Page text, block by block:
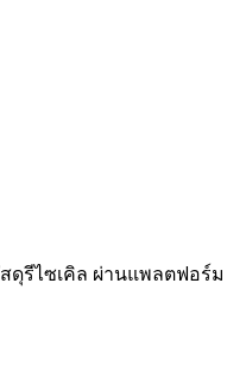
ดุรีไซเคิล ผ่านแพลตฟอร์ม